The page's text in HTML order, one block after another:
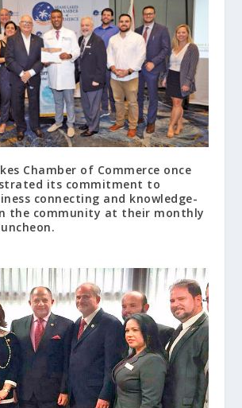
Chamber of Commerce once
its commitment to
connecting and knowledge-
the community at their monthly